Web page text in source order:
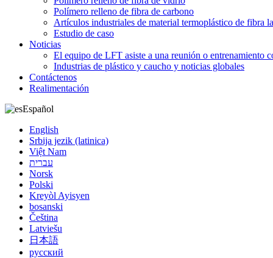
Polímero relleno de fibra de carbono
Artículos industriales de material termoplástico de fibra
Estudio de caso
Noticias
El equipo de LFT asiste a una reunión o entrenamiento
Industrias de plástico y caucho y noticias globales
Contáctenos
Realimentación
Español
English
Srbija jezik (latinica)
Việt Nam
עברית
Norsk
Polski
Kreyòl Ayisyen
bosanski
Čeština
Latviešu
日本語
русский